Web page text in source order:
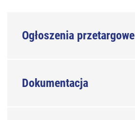
Ogłoszenia przetargowe
Dokumentacja